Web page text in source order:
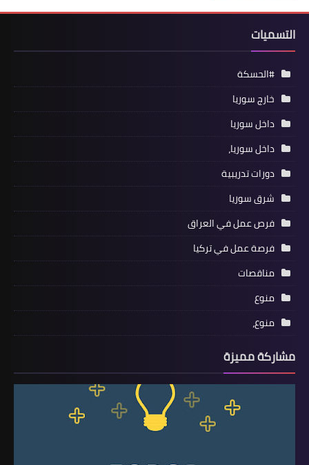
التسميات
#الحسكة
خارج سوريا
داخل سوريا
داخل سوريا،
دورات تدريبية
شرق سوريا
فرص عمل في العراق
فرصة عمل في تركيا
مناقصات
منوع
منوع،
مشاركة مميزة